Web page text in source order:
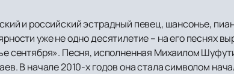
и российский эстрадный певец, шансонье,
уже не одно десятилетие – на его песнях
сентября». Песня, исполненная Михаилом
В начале 2010-х годов она стала символом